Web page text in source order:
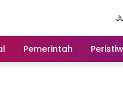
Pemerintah